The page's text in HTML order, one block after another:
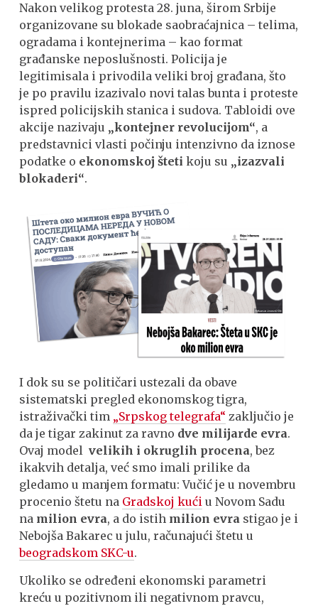
Nakon velikog protesta 28. juna, širom Srbije
organizovane su blokade saobraćajnica – telima,
ogradama i kontejnerima – kao format
građanske neposlušnosti. Policija je
legitimisala i privodila veliki broj građana, što
je po pravilu izazivalo novi talas bunta i proteste
ispred policijskih stanica i sudova. Tabloidi ove
akcije nazivaju „kontejner revolucijom“, a
predstavnici vlasti počinju intenzivno da iznose
podatke o ekonomskoj šteti koju su „izazvali
blokaderi“.
I dok su se političari ustezali da obave
sistematski pregled ekonomskog tigra,
istraživački tim „Srpskog telegrafa“ zaključio je
da je tigar zakinut za ravno dve milijarde evra.
Ovaj modelvelikih i okruglih procena, bez
ikakvih detalja, već smo imali prilike da
gledamo u manjem formatu: Vučić je u novembru
procenio štetu na Gradskoj kući u Novom Sadu
na milion evra, a do istih milion evra stigao je i
Nebojša Bakarec u julu, računajući štetu u
beogradskom SKC-u.
Ukoliko se određeni ekonomski parametri
kreću u pozitivnom ili negativnom pravcu,